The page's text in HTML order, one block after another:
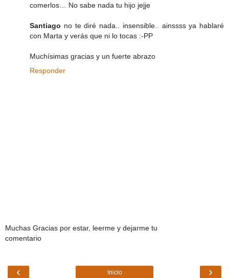
comerlos… No sabe nada tu hijo jejje
Santiago no te diré nada.. insensible.. ainssss ya hablaré
con Marta y verás que ni lo tocas :-PP
Muchísimas gracias y un fuerte abrazo
Responder
Muchas Gracias por estar, leerme y dejarme tu
comentario
‹ ›
Inicio